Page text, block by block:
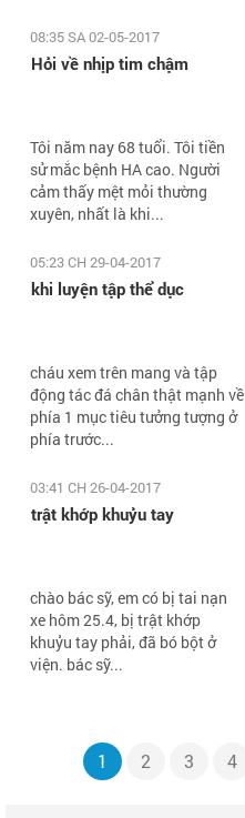
08:35 SA 02-05-2017
Hỏi về nhịp tim chậm
Tôi năm nay 68 tuổi. Tôi tiền
sử mắc bệnh HA cao. Người
cảm thấy mệt mỏi thường
xuyên, nhất là khi...
05:23 CH 29-04-2017
khi luyện tập thể dục
cháu xem trên mang và tập
động tác đá chân thật mạnh về
phía 1 mục tiêu tưởng tượng ở
phía trước...
03:41 CH 26-04-2017
trật khớp khuỷu tay
chào bác sỹ, em có bị tai nạn
xe hôm 25.4, bị trật khớp
khuỷu tay phải, đã bó bột ở
viện. bác sỹ...
1 2 3 4